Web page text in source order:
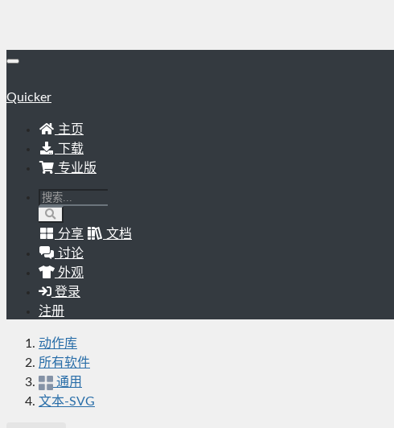
Quicker
主页
下载
专业版
分享
文档
讨论
外观
登录
注册
动作库
所有软件
通用
文本-SVG